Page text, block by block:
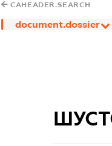
CAHEADER.SEARCH
document.dossier